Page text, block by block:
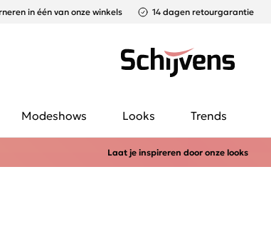
in één van onze winkels 14 dagen retourgarantie
Modeshows Looks Trends
Laat je inspireren door onze looks